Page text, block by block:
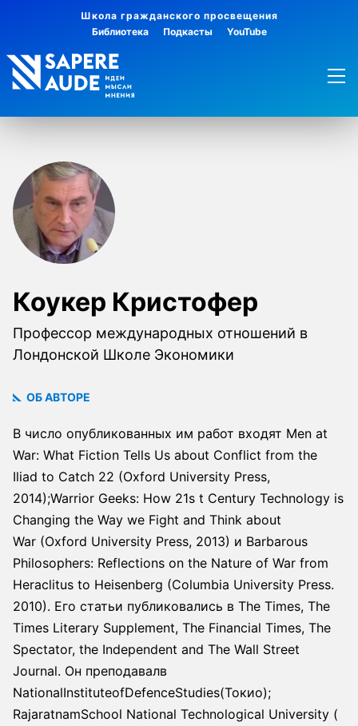
Школа гражданского просвещения
Библиотека
Подкасты YouTube
Коукер Кристофер
Профессор международных отношений в
Лондонской Школе Экономики
ОБ АВТОРЕ
В число опубликованных им работ входят ​Men at
War: What Fiction Tells Us about Conflict from the
Iliad to Catch 22 (Oxford University Press,
2014);Warrior Geeks: How 21s​ t Century Technology is
Changing the Way we Fight and Think about
War (Oxford University Press, 2013) и ​Barbarous
Philosophers: Reflections on the Nature of War from
Heraclitus to Heisenberg (Columbia University Press.
2010). Его статьи публиковались в ​The Times,​ ​The
Times Literary Supplement,​ ​The Financial Times​, ​The
Spectator​, the ​Independent ​and ​The Wall Street
Journal.​ Он преподавалв​
NationalInstituteofDefenceStudies(​Токио);​
RajaratnamSchool National Technological University (​